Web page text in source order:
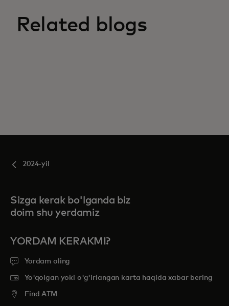
Related blogs
2024-yil
Sizga kerak bo'lganda biz
doim shu yerdamiz
YORDAM KERAKMI?
Yordam oling
Yo'qolgan yoki o'g'irlangan karta haqida xabar bering
Find ATM